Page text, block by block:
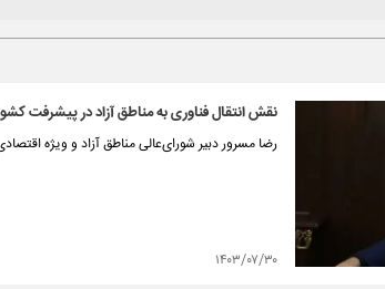
نقش انتقال فناوری به مناطق آزاد در پیشرفت
رضا مسرور دبیر شورای‌عالی مناطق آزاد و ویژه
۱۴۰۳/۰۷/۳۰